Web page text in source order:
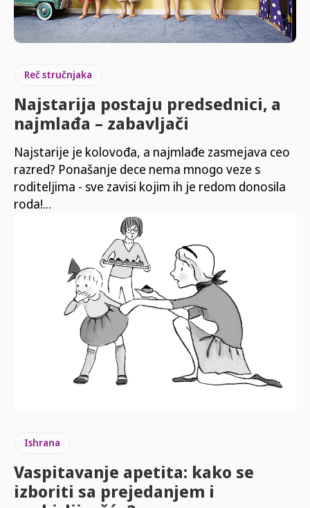
Reč stručnjaka
Najstarija postaju predsednici, a
najmlađa – zabavljači
Najstarije je kolovođa, a najmlađe zasmejava ceo
razred? Ponašanje dece nema mnogo veze s
roditeljima - sve zavisi kojim ih je redom donosila
roda!...
Ishrana
Vaspitavanje apetita: kako se
izboriti sa prejedanjem i